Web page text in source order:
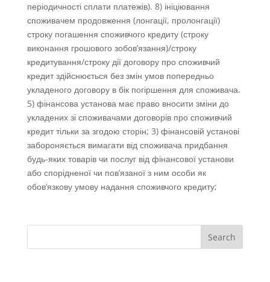
періодичності сплати платежів). 8) ініціювання
споживачем продовження (лонгації, пролонгації)
строку погашення споживчого кредиту (строку
виконання грошового зобов’язання)/строку
кредитування/строку дії договору про споживчий
кредит здійснюється без змін умов попередньо
укладеного договору в бік погіршення для споживача.
5) фінансова установа має право вносити зміни до
укладених зі споживачами договорів про споживчий
кредит тільки за згодою сторін; 3) фінансовій установі
забороняється вимагати від споживача придбання
будь-яких товарів чи послуг від фінансової установи
або спорідненої чи пов’язаної з ним особи як
обов’язкову умову надання споживчого кредиту;
Search